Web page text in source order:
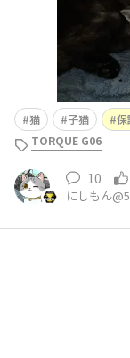
猫 子猫
保
TORQUE G06
10
にしもん